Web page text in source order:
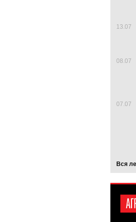
13.07
08.07
07.07
Вся